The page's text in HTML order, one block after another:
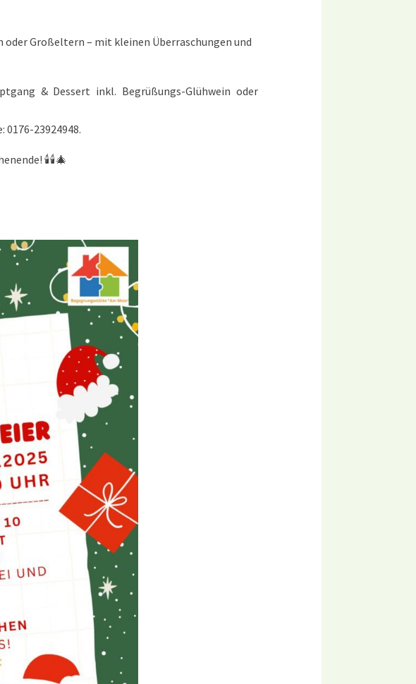
oder Großeltern – mit kleinen Überraschungen und
& Dessert inkl. Begrüßungs-Glühwein oder
23924948.
🕯️🕯️🎄